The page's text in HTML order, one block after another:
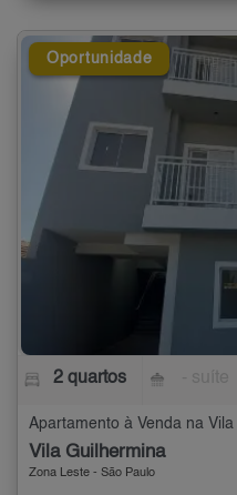
Oportunidade
2 quartos
Vila Guilhermina
Zona Leste - São Paulo